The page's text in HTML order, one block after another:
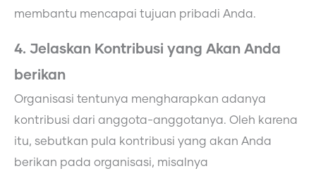
membantu mencapai tujuan pribadi Anda.
4. Jelaskan Kontribusi yang Akan Anda
berikan
Organisasi tentunya mengharapkan adanya
kontribusi dari anggota-anggotanya. Oleh karena
itu, sebutkan pula kontribusi yang akan Anda
berikan pada organisasi, misalnya